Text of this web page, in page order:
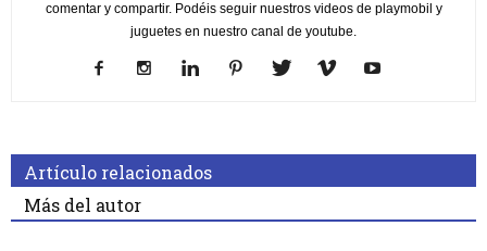
comentar y compartir. Podéis seguir nuestros videos de playmobil y
juguetes en nuestro canal de youtube.
Artículo relacionados
Más del autor